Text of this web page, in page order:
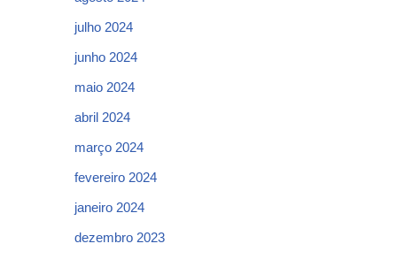
julho 2024
junho 2024
maio 2024
abril 2024
março 2024
fevereiro 2024
janeiro 2024
dezembro 2023